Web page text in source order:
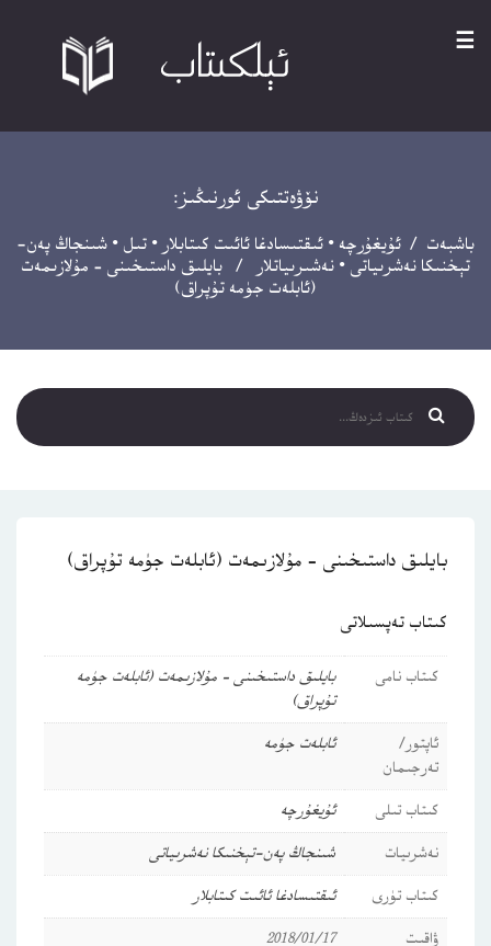
☰
نۆۋەتتىكى ئورنىڭىز:
باشبەت / ئۇيغۇرچە • ئىقتىسادغا ئائىت كىتابلار • تىل • شىنجاڭ پەن-
تېخنىكا نەشرىياتى • نەشىرىياتلار / بايلىق داستىخىنى – مۇلازىمەت
(ئابلەت جۈمە تۇپراق)
بايلىق داستىخىنى – مۇلازىمەت (ئابلەت جۈمە تۇپراق)
كىتاب تەپسىلاتى
كىتاب نامى
بايلىق داستىخىنى – مۇلازىمەت (ئابلەت جۈمە
تۇپراق)
ئاپتور/
تەرجىمان
ئابلەت جۈمە
كىتاب تىلى
ئۇيغۇرچە
نەشرىيات
شىنجاڭ پەن-تېخنىكا نەشرىياتى
كىتاب تۈرى
ئىقتىسادغا ئائىت كىتابلار
ۋاقىت
2018/01/17